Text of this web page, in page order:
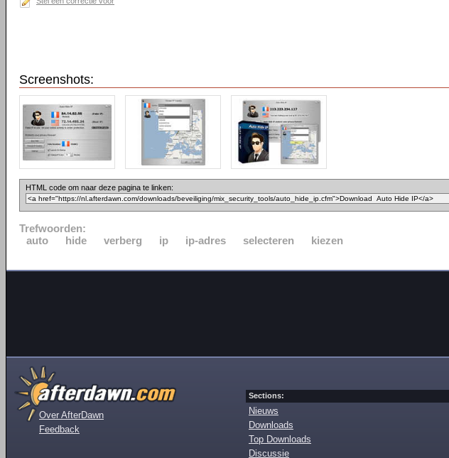
Screenshots:
HTML code om naar deze pagina te linken:
Trefwoorden:
auto
hide verberg ip ip-adres selecteren kiezen
Over AfterDawn
Feedback
Sections:
Nieuws
Downloads
Top Downloads
Discussie